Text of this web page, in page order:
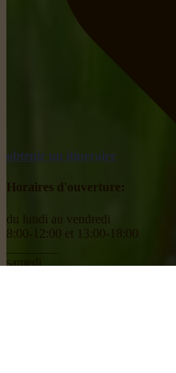
obtenir un itinéraire
Horaires d'ouverture:
du lundi au vendredi
8:00-12:00 et 13:00-18:00
samedi